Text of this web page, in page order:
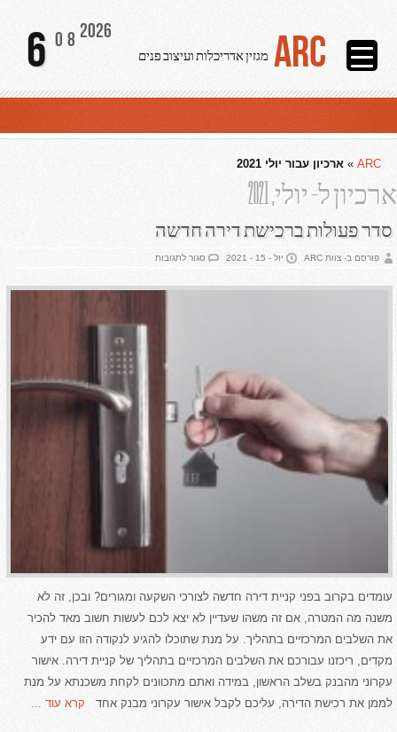
6 082026 ARC מגזין אדריכלות ועיצוב פנים
ARC
» ארכיון עבור יולי 2021
ארכיון ל- יולי, 2021
סדר פעולות ברכישת דירה חדשה
פורסם ב- צוות ARC יול - 15 - 2021 סגור לתגובותעל
ברכישת
עומדים בקרוב בפני קניית דירה חדשה לצורכי השקעה ומגורים? ובכן, זה לא
משנה מה המטרה, אם זה משהו שעדיין לא יצא לכם לעשות חשוב מאד להכיר
את השלבים המרכזיים בתהליך. על מנת שתוכלו להגיע לנקודה הזו עם ידע
מקדים, ריכזנו עבורכם את השלבים המרכזיים בתהליך של קניית דירה. אישור
עקרוני מהבנק בשלב הראשון, במידה ואתם מתכוונים לקחת משכנתא על מנת
לממן את רכישת הדירה, עליכם לקבל אישור עקרוני מבנק אחד קרא עוד ...